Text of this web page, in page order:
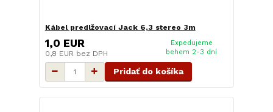
Kábel predlžovací Jack 6,3 stereo 3m
1,0 EUR
0,8 EUR bez DPH
Expedujeme
behem 2-3 dní
Pridať do košíka